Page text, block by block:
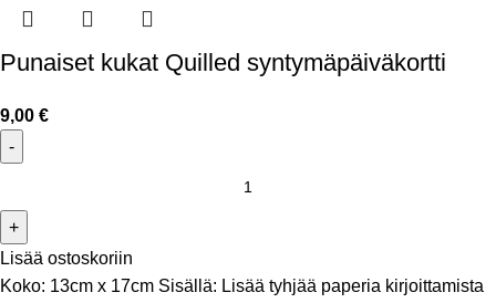
Punaiset kukat Quilled syntymäpäiväkortti
9,00 €
Lisää ostoskoriin
Koko: 13cm x 17cm Sisällä: Lisää tyhjää paperia kirjoittamista